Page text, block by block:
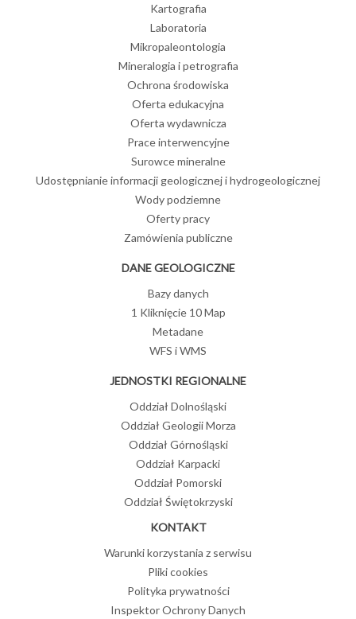
Kartografia
Laboratoria
Mikropaleontologia
Mineralogia i petrografia
Ochrona środowiska
Oferta edukacyjna
Oferta wydawnicza
Prace interwencyjne
Surowce mineralne
Udostępnianie informacji geologicznej i hydrogeologicznej
Wody podziemne
Oferty pracy
Zamówienia publiczne
DANE GEOLOGICZNE
Bazy danych
1 Kliknięcie 10 Map
Metadane
WFS i WMS
JEDNOSTKI REGIONALNE
Oddział Dolnośląski
Oddział Geologii Morza
Oddział Górnośląski
Oddział Karpacki
Oddział Pomorski
Oddział Świętokrzyski
KONTAKT
Warunki korzystania z serwisu
Pliki cookies
Polityka prywatności
Inspektor Ochrony Danych